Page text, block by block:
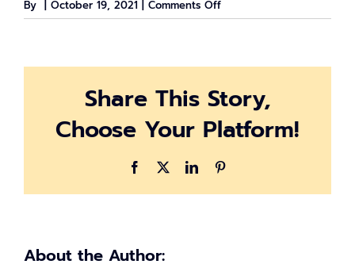
By October 19, 2021 Comments Offon
อัพเดท
ดีบน
Lazada
Share This Story,
Choose Your Platform!
Facebook LinkedIn
About the Author: